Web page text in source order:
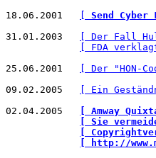
18.06.2001
Send
31.01.2003
[ Der Fall
[ FDA
25.06.2001
[ Der "HON-
09.02.2005
[ Ein
02.04.2005
[ Amway
[ Sie
[
[ http://